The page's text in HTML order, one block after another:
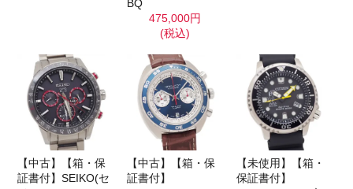
BQ
475,000円
(税込)
【中古】【箱・保
証書付】SEIKO(セ
【中古】【箱・保
証書付】
【未使用】【箱・
保証書付】